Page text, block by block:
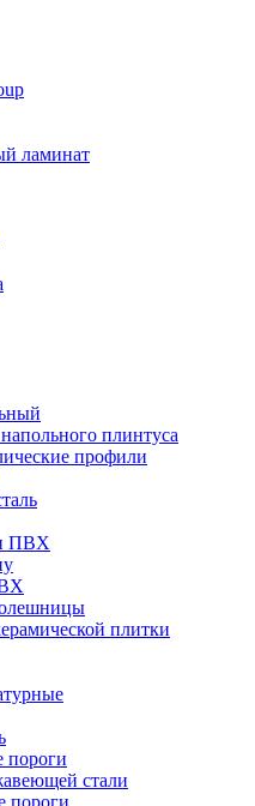
ламинат
плинтуса
профили
ПВХ
плитки
пороги
стали
пороги